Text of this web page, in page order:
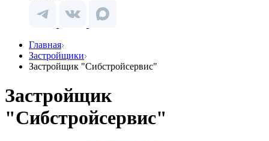
Главная
Застройщики
Застройщик "Сибстройсервис"
Застройщик
"Сибстройсервис"